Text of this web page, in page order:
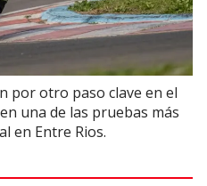
por otro paso clave en el
una de las pruebas más
en Entre Rios.